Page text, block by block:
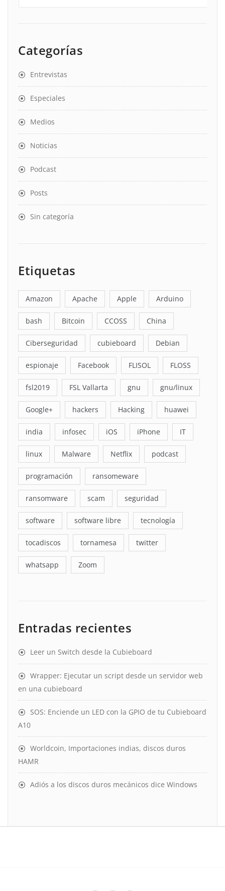
Categorías
Entrevistas
Especiales
Medios
Noticias
Podcast
Posts
Sin categoría
Etiquetas
Amazon Apache Apple Arduino
bash Bitcoin CCOSS China
Ciberseguridad cubieboard Debian
espionaje Facebook FLISOL FLOSS
fsl2019 FSL Vallarta gnu gnu/linux
Google+ hackers Hacking huawei
india infosec iOS iPhone IT
linux Malware Netflix podcast
programación ransomeware
ransomware scam seguridad
software software libre tecnología
tocadiscos tornamesa twitter
whatsapp Zoom
Entradas recientes
Leer un Switch desde la Cubieboard
Wrapper: Ejecutar un script desde un servidor web
en una cubieboard
SOS: Enciende un LED con la GPIO de tu Cubieboard
A10
Worldcoin, Importaciones indias, discos duros
HAMR
Adiós a los discos duros mecánicos dice Windows